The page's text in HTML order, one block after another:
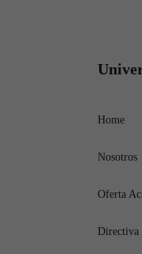
Home
Nosotros
Oferta
Directiva